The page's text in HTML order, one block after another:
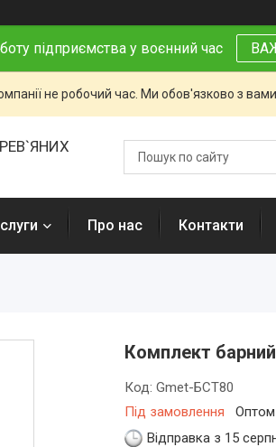
підприємства у воєнний час
не робочий час. Ми обов'язково з
Про нас Контакти
Комплект барний
Під замовлення Оптом
Код:Gmet-БСТ80
Відправка з 15